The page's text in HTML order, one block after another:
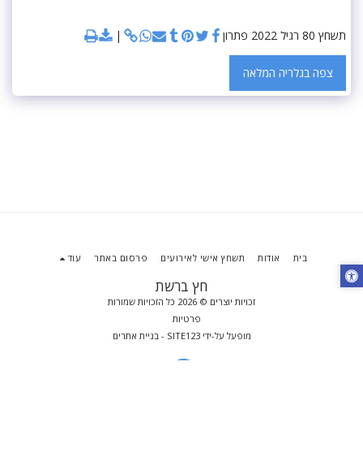
תשחץ 80 רגיל 2022 פתרון
צפה בגלריה המלאה
חץ ברשת
זכויות יוצרים © 2026 כל הזכויות שמורות
פרטיות
מופעל על-ידיSITE123
- בניית אתרים
בית אודות תשחץ אישי לאירועים פרסום באתר עוד